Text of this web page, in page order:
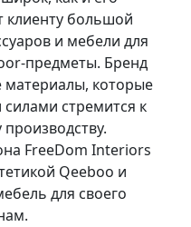
клиенту большой
и мебели для
предметы. Бренд
материалы, которые
силами стремится к
FreeDom Interiors
Qeeboo и
для своего